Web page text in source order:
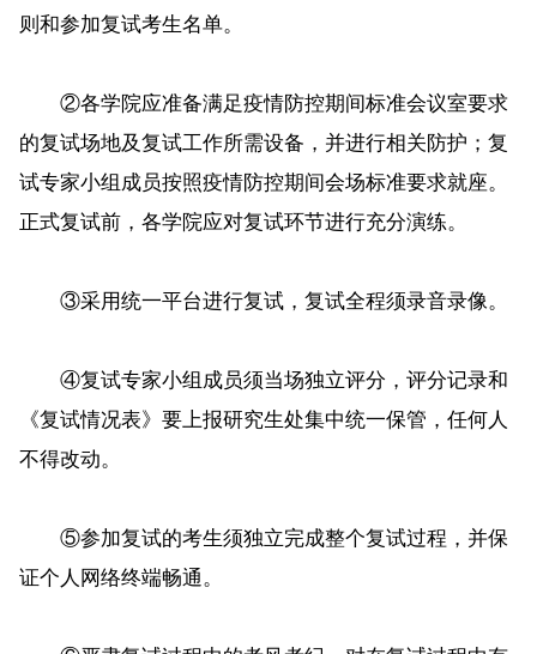
则和参加复试考生名单。
②各学院应准备满足疫情防控期间标准会议室要求
的复试场地及复试工作所需设备，并进行相关防护；复
试专家小组成员按照疫情防控期间会场标准要求就座。
正式复试前，各学院应对复试环节进行充分演练。
③采用统一平台进行复试，复试全程须录音录像。
④复试专家小组成员须当场独立评分，评分记录和
《复试情况表》要上报研究生处集中统一保管，任何人
不得改动。
⑤参加复试的考生须独立完成整个复试过程，并保
证个人网络终端畅通。